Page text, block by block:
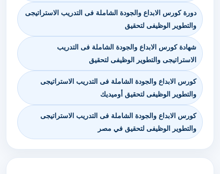
دورة كورس الابداع والجودة الشاملة فى التدريب الاستراتيجى
والتطوير الوظيفى لتحقيق
شهادة كورس الابداع والجودة الشاملة فى التدريب
الاستراتيجى والتطوير الوظيفى لتحقيق
كورس الابداع والجودة الشاملة فى التدريب الاستراتيجى
والتطوير الوظيفى لتحقيق أوميديك
كورس الابداع والجودة الشاملة فى التدريب الاستراتيجى
والتطوير الوظيفى لتحقيق في مصر